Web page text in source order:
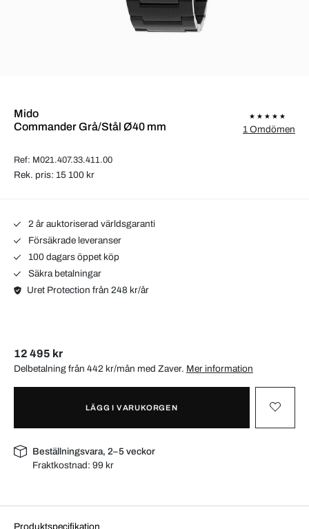
Mido
Commander Grå/Stål Ø40 mm
Ref: M021.407.33.411.00
1 Omdömen
Rek. pris: 15 100 kr
2 år auktoriserad världsgaranti
Försäkrade leveranser
100 dagars öppet köp
Säkra betalningar
Uret Protection från 248 kr/år
12 495 kr
Delbetalning från 442 kr/mån med Zaver. Mer information
LÄGG I VARUKORGEN
Beställningsvara, 2–5 veckor
Fraktkostnad:99 kr
Produktspecifikation